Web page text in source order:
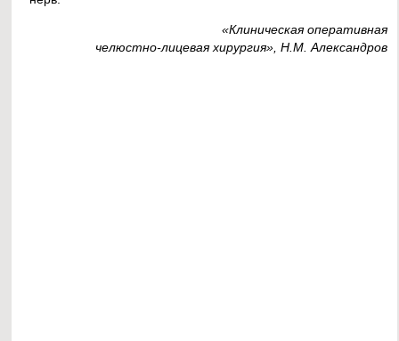
«Клиническая оперативная
челюстно-лицевая хирургия», Н.М. Александров